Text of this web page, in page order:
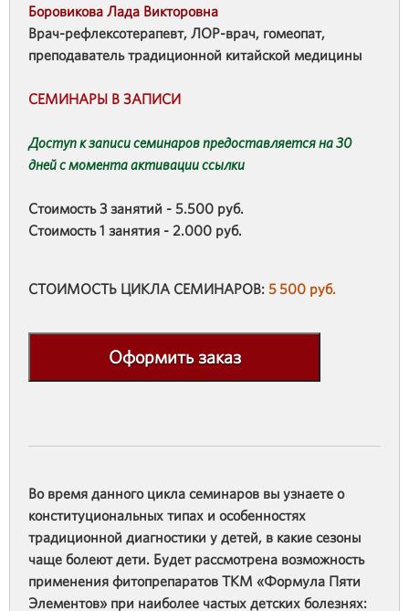
Боровикова Лада Викторовна
Врач-рефлексотерапевт, ЛОР-врач, гомеопат,
преподаватель традиционной китайской медицины
СЕМИНАРЫ В ЗАПИСИ
Доступ к записи семинаров предоставляется на 30
дней с момента активации ссылки
Стоимость 3 занятий - 5.500 руб.
Стоимость 1 занятия - 2.000 руб.
СТОИМОСТЬ ЦИКЛА СЕМИНАРОВ: 5 500 руб.
Оформить заказ
Во время данного цикла семинаров вы узнаете о
конституциональных типах и особенностях
традиционной диагностики у детей, в какие сезоны
чаще болеют дети. Будет рассмотрена возможность
применения фитопрепаратов ТКМ «Формула Пяти
Элементов» при наиболее частых детских болезнях: